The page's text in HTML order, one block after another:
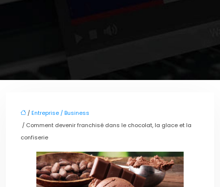
/Entreprise / Business
/ Comment devenir franchisé dans le chocolat, la glace et la
confiserie